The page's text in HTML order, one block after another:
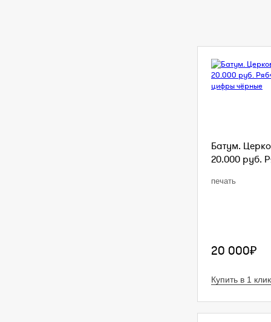
Батум.
20.000 руб.
печать
20 000₽
Купить в 1 клик